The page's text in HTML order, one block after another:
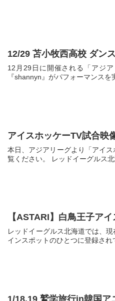
12/29 苫小牧西高校 ダン
12月29日に開催される「アジ
『shannyn』がパフォーマンス
アイスホッケーTV試合映
本日、アジアリーグより「アイ
覧ください。 レッドイーグルス
【ASTARI】白鳥王子ア
レッドイーグルス北海道では、
インスポットのひとつに登録さ